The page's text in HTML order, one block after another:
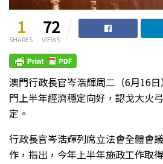
1
SHARES
72
VIEWS
澳門行政長官岑浩輝周二（6月16
門上半年經濟穩定向好，認戈大火
定。
行政長官岑浩輝列席立法會全體會
作，指出，今年上半年施政工作取